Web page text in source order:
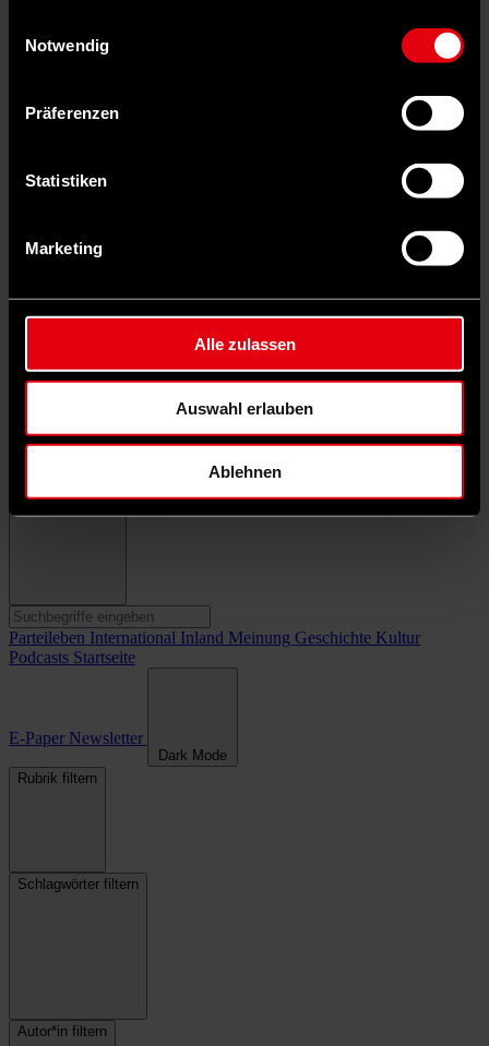
Notwendig
Präferenzen
Statistiken
Marketing
Alle zulassen
Auswahl erlauben
Ablehnen
Parteileben International Inland Meinung Geschichte Kultur
Podcasts Startseite
E-Paper Newsletter
Dark Mode
Rubrik filtern
Schlagwörter filtern
Autor*in filtern